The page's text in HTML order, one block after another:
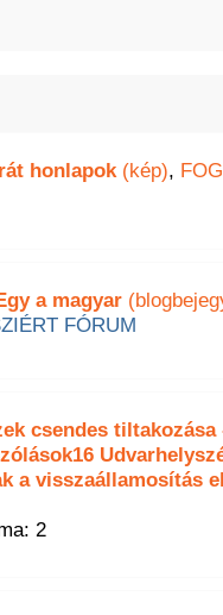
honlapok(kép),
a magyar
FÓRUM
csendes
a visszaállamosítás
2